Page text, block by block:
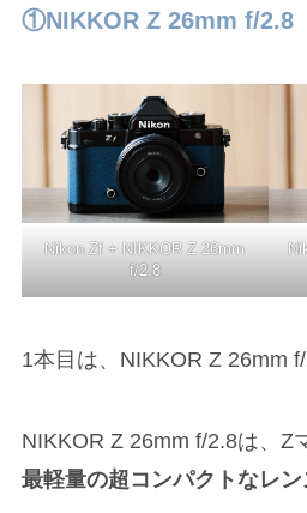
①NIKKOR Z 26mm f/2.8
Nikon Zf + NIKKOR Z 26mm
f/2.8
1本目は、NIKKOR Z 26mm f/
NIKKOR Z 26mm f/2.8は、Z
最軽量の超コンパクトなレン